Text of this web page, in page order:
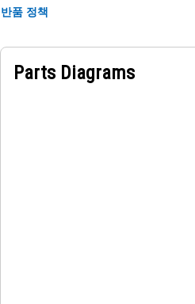
반품 정책
Parts Diagrams